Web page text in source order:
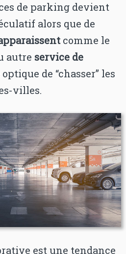
de parking devient
alors que de
comme le
autre service de
de “chasser” les
villes.
est une tendance